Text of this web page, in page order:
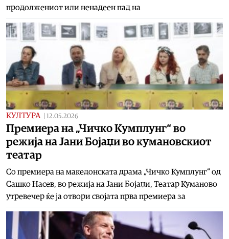
продолжениот или ненадеен пад на
КУЛТУРА 12.05.2026
Премиера на „Чичко Кумплунг“ во
режија на Јани Бојаџи во кумановскиот
театар
Со премиера на македонската драма „Чичко Кумплунг“ од
Сашко Насев, во режија на Јани Бојаџи, Театар Куманово
утревечер ќе ја отвори својата прва премиера за